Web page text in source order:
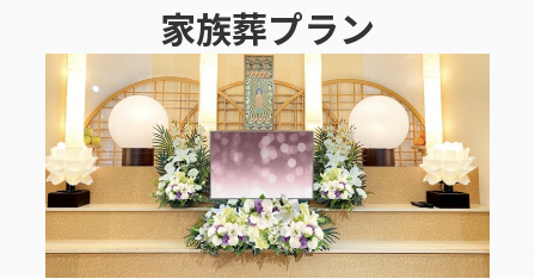
家族葬プラン